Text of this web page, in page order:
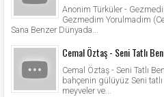
Anonim Türküler -
Gezmedim Yorulmadım
Sana Benzer Dünyada...
Cemal Öztaş - Seni Tatlı
Cemal Öztaş - Seni Tatlı
bahçenin gülüyüz Seni
meyveler ve...